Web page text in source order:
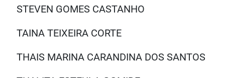
STEVEN GOMES CASTANHO
TAINA TEIXEIRA CORTE
THAIS MARINA CARANDINA DOS SANTOS